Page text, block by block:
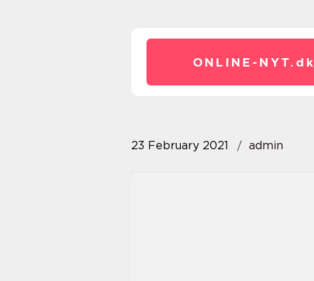
ONLINE-NYT.
23 February 2021 admin